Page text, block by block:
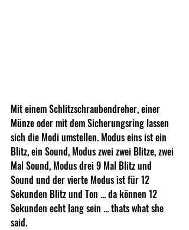
Mit einem Schlitzschraubendreher, einer
Münze oder mit dem Sicherungsring lassen
sich die Modi umstellen. Modus eins ist ein
Blitz, ein Sound, Modus zwei zwei Blitze, zwei
Mal Sound, Modus drei 9 Mal Blitz und
Sound und der vierte Modus ist für 12
Sekunden Blitz und Ton ... da können 12
Sekunden echt lang sein ... thats what she
said.